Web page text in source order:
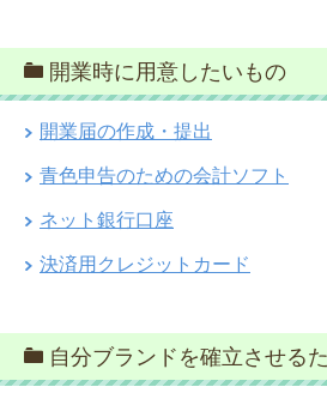
開業時に用意したいもの
開業届の作成・提出
青色申告のための会計ソフト
ネット銀行口座
決済用クレジットカード
自分ブランドを確立させる